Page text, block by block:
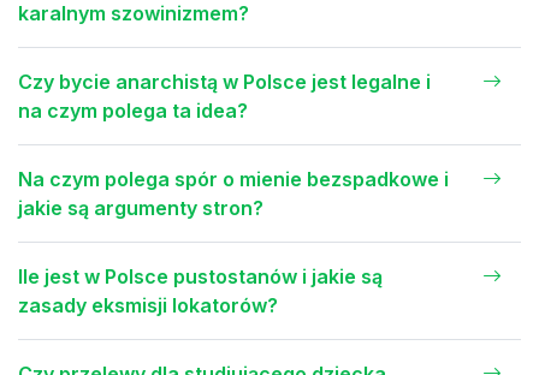
karalnym szowinizmem?
Czy bycie anarchistą w Polsce jest legalne i
na czym polega ta idea?
Na czym polega spór o mienie bezspadkowe i
jakie są argumenty stron?
Ile jest w Polsce pustostanów i jakie są
zasady eksmisji lokatorów?